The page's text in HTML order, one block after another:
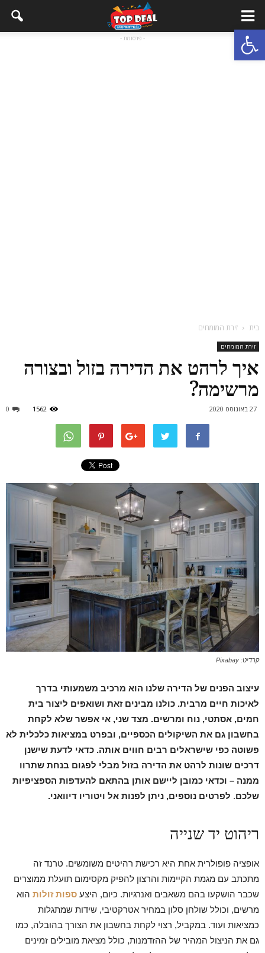
Open toolbar - פרסומת -
בית זירת המומחים
זירת המומחים
איך לרהט את הדירה בזול ובצורה
מרשימה?
27 באוגוסט 2020 0 1562
קרדיט: Pixabay
עיצוב הפנים של הדירה שלנו הוא מרכיב משמעותי בדרך
לאיכות חיים מרבית. כולנו מבינים זאת ושואפים ליצור בית
חמים, אסתטי, נוח ומרשים. מצד שני, אי אפשר שלא לקחת
בחשבון גם את השיקולים הכספיים, ובפרט במציאות כלכלית לא
פשוטה כפי שישראלים רבים חווים אותה. כדאי לדעת שישנן
דרכים שונות לרהט את הדירה בזול מבלי לפגום בנחת שתרוו
ממנה – וכדאי כמובן ליישם אותן בהתאם להעדפות הספציפיות
שלכם. לפרטים נוספים, ניתן לפנות אל ויטוריו דיוואני.
ריהוט יד שנייה
אופציה פופולרית אחת היא רכישת רהיטים משומשים. טרנד זה
מתכתב עם מגמת הקיימות והרצון להפיק מקסימום תועלת ממוצרים
שכבר הושקעו בהם משאבים ואנרגיות. כיום, היצע ספות זולות הוא
מרשים, וכולל שולחן סלון במחיר אטרקטיבי, שידות שמתגלות
כמציאות ועוד. במקביל, רצוי לקחת בחשבון את הצורך בהובלה, כמו
גם את הניצול המהיר של ההזדמנות, כולל מציאת מובילים זמינים